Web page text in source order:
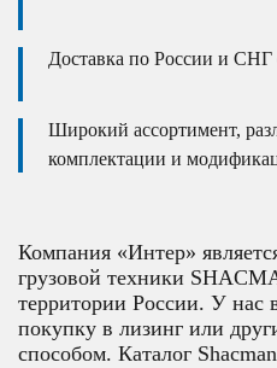
Доставка по России и СНГ
Широкий ассортимент,
комплектации и
Компания «Интер»
грузовой техники
территории России. У нас
покупку в лизинг или
способом. Каталог